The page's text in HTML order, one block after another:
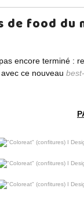
de food du
encore terminé :
ce nouveau